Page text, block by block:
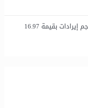
عاجل .. سيدبك تستهدف حجم إيرادات بقيمة 16.97